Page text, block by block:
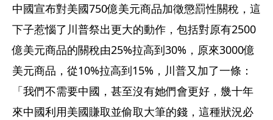
中國宣布對美國750億美元商品加徵懲罰性關稅，這
下子惹惱了川普祭出更大的動作，包括對原有2500
億美元商品的關稅由25%拉高到30%，原來3000億
美元商品，從10%拉高到15%，川普又加了一條：
「我們不需要中國，甚至沒有她們會更好，㡬十年
來中國利用美國賺取並偷取大筆的錢，這種狀況必